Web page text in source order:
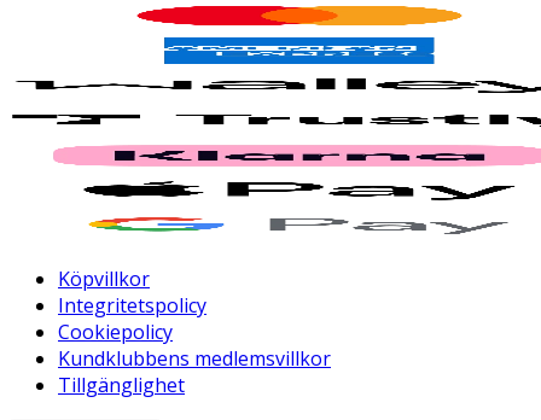
Köpvillkor
Integritetspolicy
Cookiepolicy
Kundklubbens medlemsvillkor
Tillgänglighet